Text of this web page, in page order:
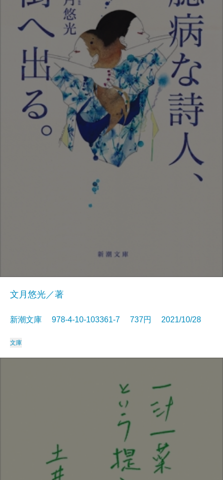
文月悠光／著
新潮文庫 978-4-10-103361-7 737円 2021/10/28
文庫